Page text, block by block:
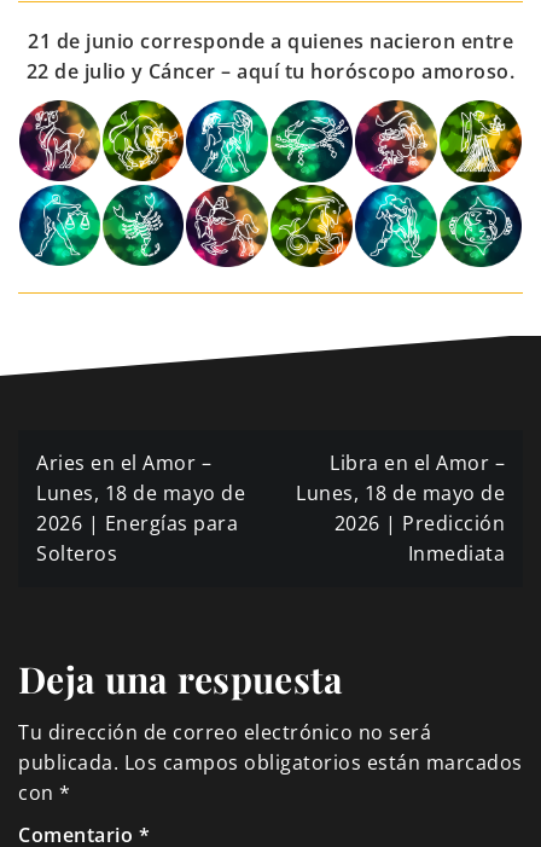
21 de junio corresponde a quienes nacieron entre
22 de julio y Cáncer – aquí tu horóscopo amoroso.
Navegación
de
entradas
Aries en el Amor –
Lunes, 18 de mayo de
2026 | Energías para
Solteros
Libra en el Amor –
Lunes, 18 de mayo de
2026 | Predicción
Inmediata
Deja una respuesta
Tu dirección de correo electrónico no será
publicada. Los campos obligatorios están marcados
con *
Comentario *